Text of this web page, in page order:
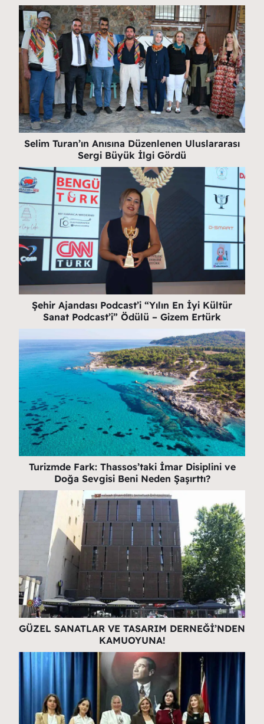
Selim Turan’ın Anısına Düzenlenen Uluslararası
Sergi Büyük İlgi Gördü
Şehir Ajandası Podcast’i “Yılın En İyi Kültür
Sanat Podcast’i” Ödülü – Gizem Ertürk
Turizmde Fark: Thassos’taki İmar Disiplini ve
Doğa Sevgisi Beni Neden Şaşırttı?
GÜZEL SANATLAR VE TASARIM DERNEĞİ’NDEN
KAMUOYUNA!